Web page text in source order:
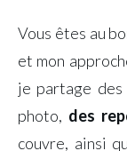
Vous êtes au
et mon
je partage des
photo, des
couvre, ainsi